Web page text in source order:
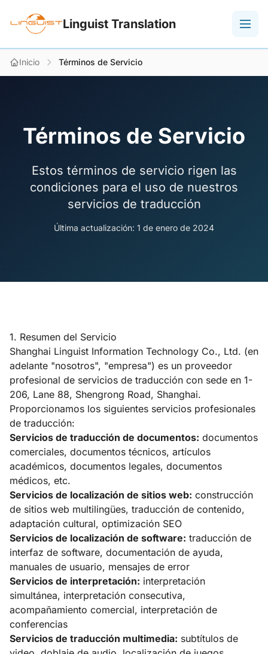
Linguist Translation
Inicio Términos de Servicio
Términos de Servicio
Estos términos de servicio rigen las
condiciones para el uso de nuestros
servicios de traducción
Última actualización: 1 de enero de 2024
1. Resumen del Servicio
Shanghai Linguist Information Technology Co., Ltd. (en
adelante "nosotros", "empresa") es un proveedor
profesional de servicios de traducción con sede en 1-
206, Lane 88, Shengrong Road, Shanghai.
Proporcionamos los siguientes servicios profesionales
de traducción:
Servicios de traducción de documentos: documentos
comerciales, documentos técnicos, artículos
académicos, documentos legales, documentos
médicos, etc.
Servicios de localización de sitios web: construcción
de sitios web multilingües, traducción de contenido,
adaptación cultural, optimización SEO
Servicios de localización de software: traducción de
interfaz de software, documentación de ayuda,
manuales de usuario, mensajes de error
Servicios de interpretación: interpretación
simultánea, interpretación consecutiva,
acompañamiento comercial, interpretación de
conferencias
Servicios de traducción multimedia: subtítulos de